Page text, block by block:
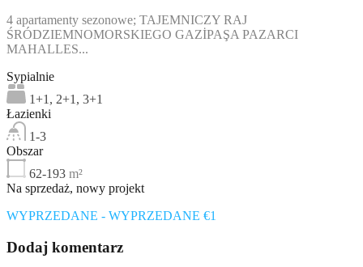
4 apartamenty sezonowe; TAJEMNICZY RAJ
ŚRÓDZIEMNOMORSKIEGO GAZİPAŞA PAZARCI
MAHALLES...
Sypialnie
1+1, 2+1, 3+1
Łazienki
1-3
Obszar
62-193 m²
Na sprzedaż, nowy projekt
WYPRZEDANE - WYPRZEDANE €1
Dodaj komentarz